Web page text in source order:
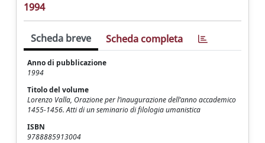
1994
Scheda breve Scheda completa
Anno di pubblicazione
1994
Titolo del volume
Lorenzo Valla, Orazione per l’inaugurazione dell’anno accademico
1455-1456. Atti di un seminario di filologia umanistica
ISBN
9788885913004